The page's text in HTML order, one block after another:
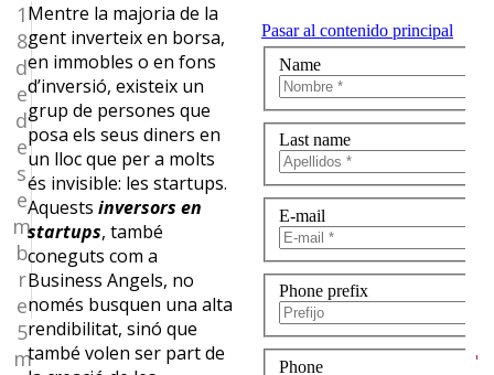
1
8
d
e
d
e
s
e
m
b
r
e
5
m
Mentre la majoria de la
gent inverteix en borsa,
en immobles o en fons
d’inversió, existeix un
grup de persones que
posa els seus diners en
un lloc que per a molts
és invisible: les startups.
Aquests inversors en
startups, també
coneguts com a
Business Angels, no
només busquen una alta
rendibilitat, sinó que
també volen ser part de
¿Quieres
recibir
la
newslettrer